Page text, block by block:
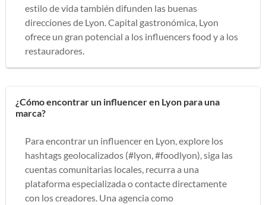
estilo de vida también difunden las buenas
direcciones de Lyon. Capital gastronómica, Lyon
ofrece un gran potencial a los influencers food y a los
restauradores.
¿Cómo encontrar un influencer en Lyon para una
marca?
Para encontrar un influencer en Lyon, explore los
hashtags geolocalizados (#lyon, #foodlyon), siga las
cuentas comunitarias locales, recurra a una
plataforma especializada o contacte directamente
con los creadores. Una agencia como